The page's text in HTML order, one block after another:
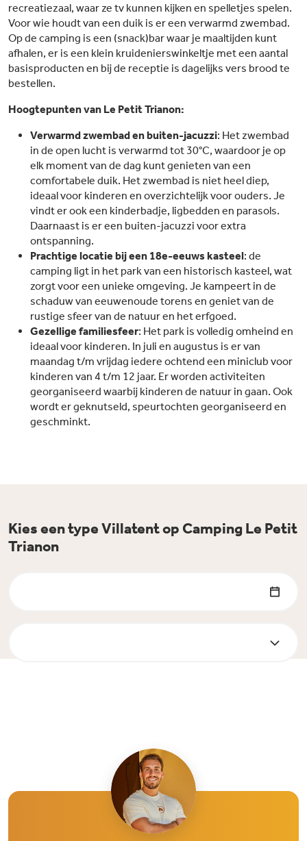
recreatiezaal, waar ze tv kunnen kijken en spelletjes spelen.
Voor wie houdt van een duik is er een verwarmd zwembad.
Op de camping is een (snack)bar waar je maaltijden kunt
afhalen, er is een klein kruidenierswinkeltje met een aantal
basisproducten en bij de receptie is dagelijks vers brood te
bestellen.
Hoogtepunten van Le Petit Trianon:
Verwarmd zwembad en buiten-jacuzzi: Het zwembad
in de open lucht is verwarmd tot 30°C, waardoor je op
elk moment van de dag kunt genieten van een
comfortabele duik. Het zwembad is niet heel diep,
ideaal voor kinderen en overzichtelijk voor ouders. Je
vindt er ook een kinderbadje, ligbedden en parasols.
Daarnaast is er een buiten-jacuzzi voor extra
ontspanning.
Prachtige locatie bij een 18e-eeuws kasteel: de
camping ligt in het park van een historisch kasteel, wat
zorgt voor een unieke omgeving. Je kampeert in de
schaduw van eeuwenoude torens en geniet van de
rustige sfeer van de natuur en het erfgoed.
Gezellige familiesfeer: Het park is volledig omheind en
ideaal voor kinderen. In juli en augustus is er van
maandag t/m vrijdag iedere ochtend een miniclub voor
kinderen van 4 t/m 12 jaar. Er worden activiteiten
georganiseerd waarbij kinderen de natuur in gaan. Ook
wordt er geknutseld, speurtochten georganiseerd en
geschminkt.
Kies een type Villatent op Camping Le Petit
Trianon